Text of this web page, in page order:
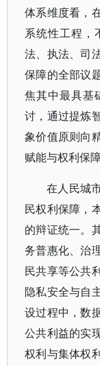
体系维度看，
系统性工程，
法、执法、司
保障的全部议
焦其中最具基
讨，通过提炼
象价值原则向
赋能与权利保
在人民城
民权利保障，
的辩证统一。
务普惠化、治
民共享等公共
隐私安全与自
设过程中，数
公共利益的实
权利与集体权